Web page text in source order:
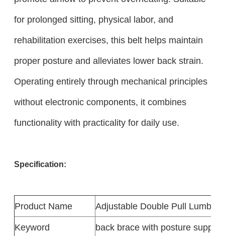
for prolonged sitting, physical labor, and
rehabilitation exercises, this belt helps maintain
proper posture and alleviates lower back strain.
Operating entirely through mechanical principles
without electronic components, it combines
functionality with practicality for daily use.
Specification:
Product Name
Adjustable Double Pull Lumbar
Keyword
back brace with posture support